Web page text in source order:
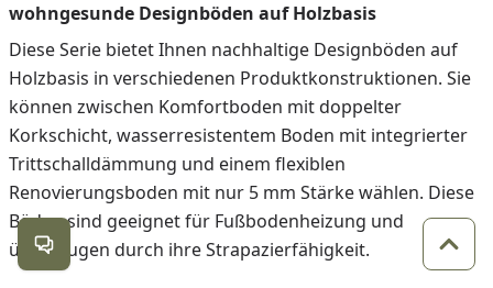
wohngesunde Designböden auf Holzbasis
Diese Serie bietet Ihnen nachhaltige Designböden auf
Holzbasis in verschiedenen Produktkonstruktionen. Sie
können zwischen Komfortboden mit doppelter
Korkschicht, wasserresistentem Boden mit integrierter
Trittschalldämmung und einem flexiblen
Renovierungsboden mit nur 5 mm Stärke wählen. Diese
Böden sind geeignet für Fußbodenheizung und
überzeugen durch ihre Strapazierfähigkeit.
Kontakt öffnen